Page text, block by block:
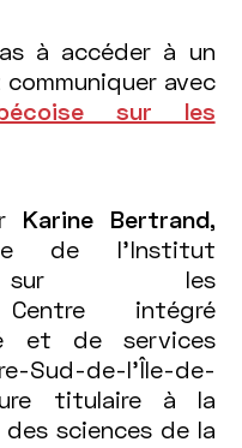
à accéder à un
avec
sur les
Karine Bertrand,
de l'Institut
sur les
intégré
et de services
de-l'Île-de-
titulaire à la
sciences de la